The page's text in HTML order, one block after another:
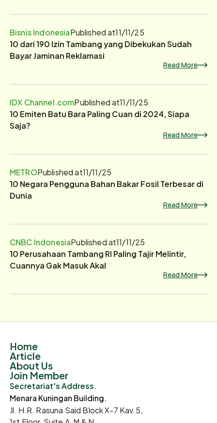
Bisnis IndonesiaPublished at11/11/25
10 dari 190 Izin Tambang yang Dibekukan Sudah
Bayar Jaminan Reklamasi
Read More
IDX Channel.comPublished at11/11/25
10 Emiten Batu Bara Paling Cuan di 2024, Siapa
Saja?
Read More
METROPublished at11/11/25
10 Negara Pengguna Bahan Bakar Fosil Terbesar di
Dunia
Read More
CNBC IndonesiaPublished at11/11/25
10 Perusahaan Tambang RI Paling Tajir Melintir,
Cuannya Gak Masuk Akal
Read More
Home
Article
About Us
Join Member
Secretariat's Address.
Menara Kuningan Building.
Jl. H.R. Rasuna Said Block X-7 Kav.5,